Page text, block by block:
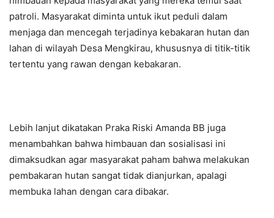
patroli. Masyarakat diminta untuk ikut peduli dalam
menjaga dan mencegah terjadinya kebakaran hutan dan
lahan di wilayah Desa Mengkirau, khususnya di titik-titik
tertentu yang rawan dengan kebakaran.
Lebih lanjut dikatakan Praka Riski Amanda BB juga
menambahkan bahwa himbauan dan sosialisasi ini
dimaksudkan agar masyarakat paham bahwa melakukan
pembakaran hutan sangat tidak dianjurkan, apalagi
membuka lahan dengan cara dibakar.